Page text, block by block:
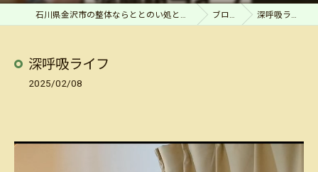
石川県金沢市の整体ならととのい処とまり木 ブログ 深呼吸ライフ
深呼吸ライフ
2025/02/08